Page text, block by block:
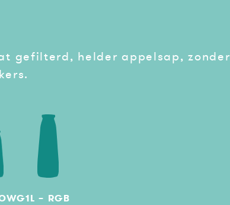
gefilterd, helder appelsap, zonder
1L – RGB